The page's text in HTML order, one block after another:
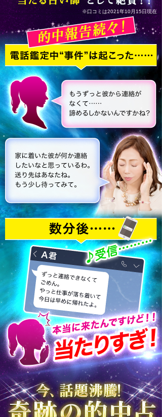
※口コミは2021年10月15日現在